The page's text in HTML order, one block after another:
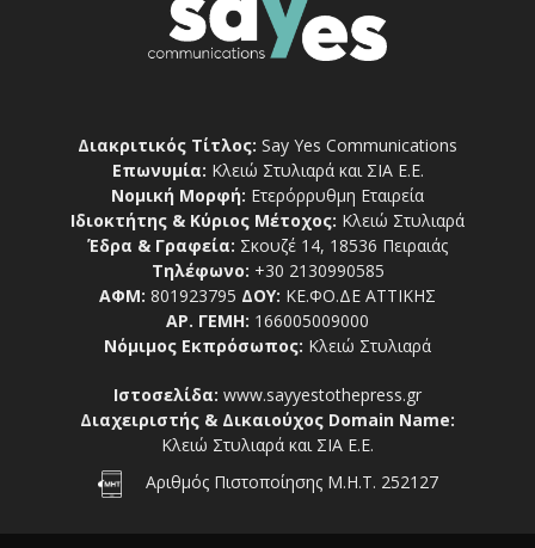
Διακριτικός Τίτλος: Say Yes Communications
Επωνυμία: Κλειώ Στυλιαρά και ΣΙΑ Ε.Ε.
Νομική Μορφή: Ετερόρρυθμη Εταιρεία
Ιδιοκτήτης & Κύριος Μέτοχος: Κλειώ Στυλιαρά
Έδρα & Γραφεία: Σκουζέ 14, 18536 Πειραιάς
Τηλέφωνο: +30 2130990585
ΑΦΜ: 801923795 ΔΟΥ: ΚΕ.ΦΟ.ΔΕ ΑΤΤΙΚΗΣ
ΑΡ. ΓΕΜΗ: 166005009000
Νόμιμος Εκπρόσωπος: Κλειώ Στυλιαρά
Ιστοσελίδα: www.sayyestothepress.gr
Διαχειριστής & Δικαιούχος Domain Name:
Κλειώ Στυλιαρά και ΣΙΑ Ε.Ε.
Αριθμός Πιστοποίησης Μ.Η.Τ. 252127